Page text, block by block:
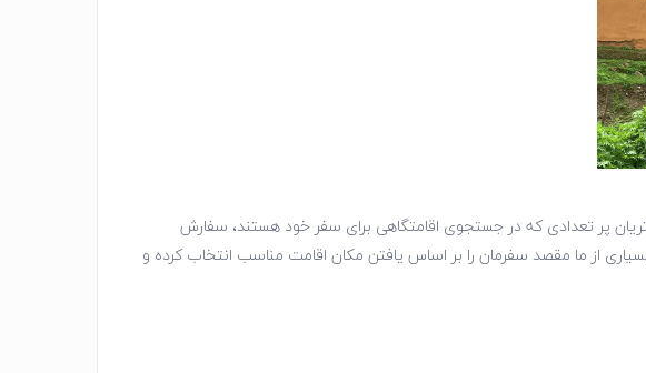
پر تعدادی که در جستجوی اقامتگاهی برای سفر خود هستند، سفارش
از ما مقصد سفرمان را بر اساس یافتن مکان اقامت مناسب انتخاب کرده و